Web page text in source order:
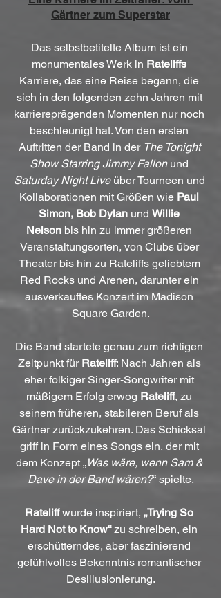
Gärtner zum Superstar
Das selbstbetitelte Album ist ein
monumentales Werk in Rateliffs
Karriere, das eine Reise begann, die
sich in den folgenden zehn Jahren mit
karriereprägenden Momenten nur noch
beschleunigt hat. Von den ersten
Auftritten der Band in der The Tonight
Show Starring Jimmy Fallon und
Saturday Night Live über Tourneen und
Kollaborationen mit Größen wie Paul
Simon, Bob Dylan und Willie
Nelson bis hin zu immer größeren
Veranstaltungsorten, von Clubs über
Theater bis hin zu Rateliffs geliebtem
Red Rocks und Arenen, darunter ein
ausverkauftes Konzert im Madison
Square Garden.
Die Band startete genau zum richtigen
Zeitpunkt für Rateliff: Nach Jahren als
eher folkiger Singer-Songwriter mit
mäßigem Erfolg erwog Rateliff, zu
seinem früheren, stabileren Beruf als
Gärtner zurückzukehren. Das Schicksal
griff in Form eines Songs ein, der mit
dem Konzept „Was wäre, wenn Sam &
Dave in der Band wären?“ spielte.
Rateliff wurde inspiriert, „Trying So
Hard Not to Know“ zu schreiben, ein
erschütterndes, aber faszinierend
gefühlvolles Bekenntnis romantischer
Desillusionierung.